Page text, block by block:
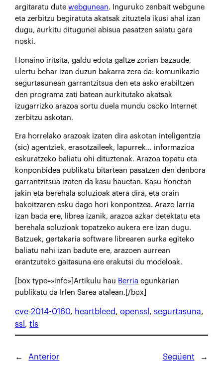
argitaratu dutewebgunean. Inguruko zenbait webgune
eta zerbitzu begiratuta akatsak zituztela ikusi ahal izan
dugu, aurkitu ditugunei abisua pasatzen saiatu gara
noski.
Honaino iritsita, galdu edota galtze zorian bazaude,
ulertu behar izan duzun bakarra zera da: komunikazio
segurtasunean garrantzitsua den eta asko erabiltzen
den programa zati batean aurkitutako akatsak
izugarrizko arazoa sortu duela mundu osoko Internet
zerbitzu askotan.
Era horrelako arazoak izaten dira askotan inteligentzia
(sic) agentziek, erasotzaileek, lapurrek… informazioa
eskuratzeko baliatu ohi dituztenak. Arazoa topatu eta
konponbidea publikatu bitartean pasatzen den denbora
garrantzitsua izaten da kasu hauetan. Kasu honetan
jakin eta berehala soluzioak atera dira, eta orain
bakoitzaren esku dago hori konpontzea. Arazo larria
izan bada ere, librea izanik, arazoa azkar detektatu eta
berehala soluzioak topatzeko aukera ere izan dugu.
Batzuek, gertakaria software librearen aurka egiteko
baliatu nahi izan badute ere, arazoen aurrean
erantzuteko gaitasuna ere erakutsi du modeloak.
[box type=»info»]Artikulu hau Berria egunkarian
publikatu da Irlen Sarea atalean.[/box]
cve-2014-0160, heartbleed, openssl , segurtasuna
ssl , tls
← Anterior Següent →